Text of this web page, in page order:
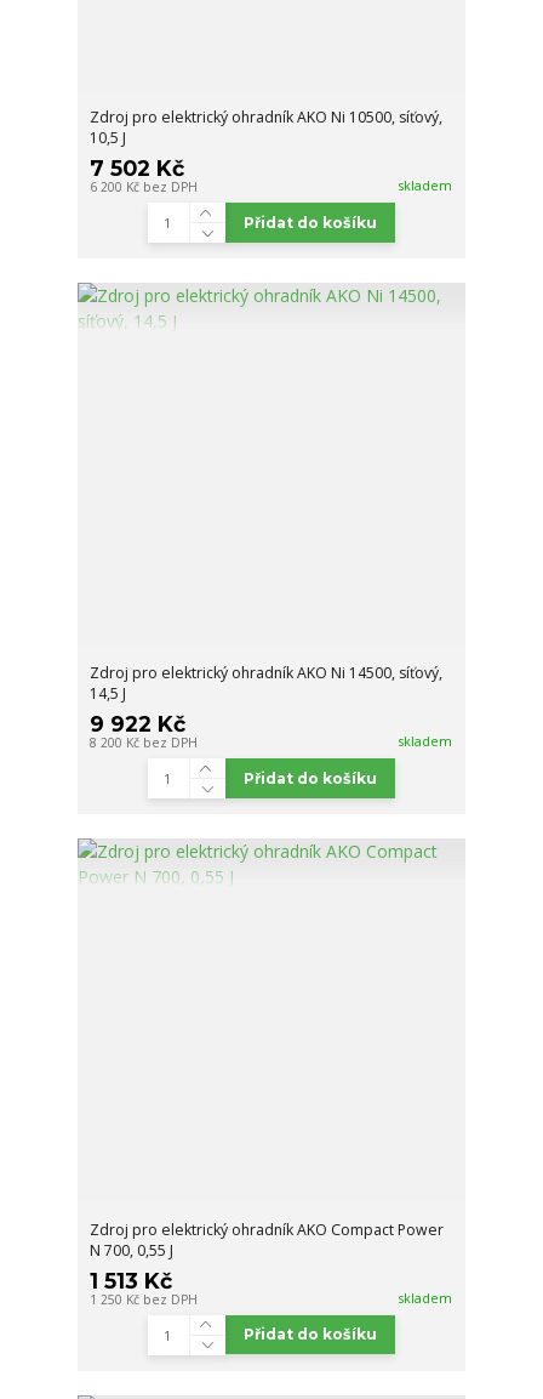
Zdroj pro elektrický ohradník AKO Ni 10500, síťový,
10,5 J
7 502 Kč
6 200 Kč bez DPH skladem
Přidat do košíku
Zdroj pro elektrický ohradník AKO Ni 14500, síťový,
14,5 J
9 922 Kč
8 200 Kč bez DPH skladem
Přidat do košíku
Zdroj pro elektrický ohradník AKO Compact Power
N 700, 0,55 J
1 513 Kč
1 250 Kč bez DPH skladem
Přidat do košíku